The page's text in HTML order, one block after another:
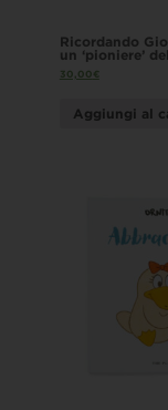
Ricordando
un ‘pioniere’
30,00€
Aggiungi al